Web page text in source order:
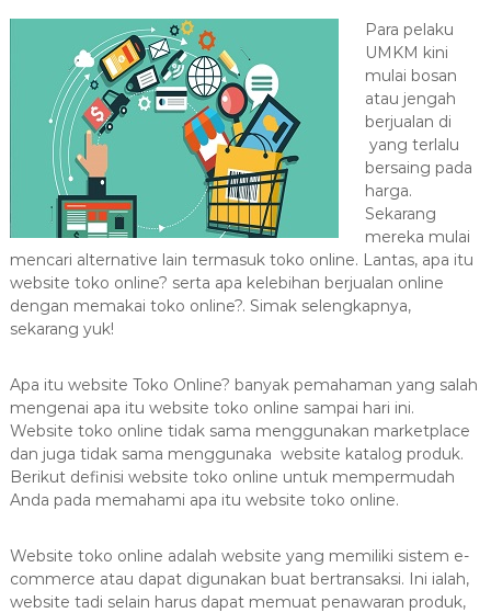
b
8
1
2
-
8
7
7
9
-
4
6
Para pelaku
UMKM kini
mulai bosan
atau jengah
berjualan di
yang terlalu
bersaing pada
harga.
Sekarang
mereka mulai
mencari alternative lain termasuk toko online. Lantas, apa itu
website toko online? serta apa kelebihan berjualan online
dengan memakai toko online?. Simak selengkapnya,
sekarang yuk!
Apa itu website Toko Online? banyak pemahaman yang salah
mengenai apa itu website toko online sampai hari ini.
Website toko online tidak sama menggunakan marketplace
dan juga tidak sama menggunaka website katalog produk.
Berikut definisi website toko online untuk mempermudah
Anda pada memahami apa itu website toko online.
Website toko online adalah website yang memiliki sistem e-
commerce atau dapat digunakan buat bertransaksi. Ini ialah,
website tadi selain harus dapat memuat penawaran produk,